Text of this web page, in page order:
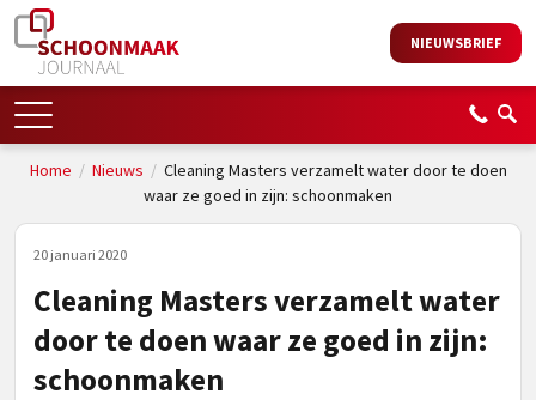
NIEUWSBRIEF
Home / Nieuws / Cleaning Masters verzamelt water door te doen
waar ze goed in zijn: schoonmaken
20 januari 2020
Cleaning Masters verzamelt water
door te doen waar ze goed in zijn:
schoonmaken